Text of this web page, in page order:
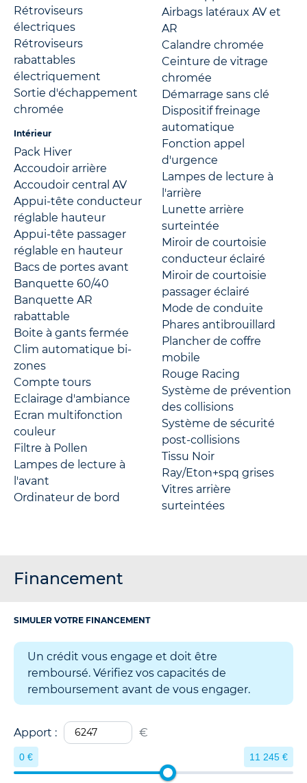
Rétroviseurs
électriques
Rétroviseurs
rabattables
électriquement
Sortie d'échappement
chromée
Intérieur
Pack Hiver
Accoudoir arrière
Accoudoir central AV
Appui-tête conducteur
réglable hauteur
Appui-tête passager
réglable en hauteur
Bacs de portes avant
Banquette 60/40
Banquette AR
rabattable
Boite à gants fermée
Clim automatique bi-
zones
Compte tours
Eclairage d'ambiance
Ecran multifonction
couleur
Filtre à Pollen
Lampes de lecture à
l'avant
Ordinateur de bord
Airbags latéraux AV et
AR
Calandre chromée
Ceinture de vitrage
chromée
Démarrage sans clé
Dispositif freinage
automatique
Fonction appel
d'urgence
Lampes de lecture à
l'arrière
Lunette arrière
surteintée
Miroir de courtoisie
conducteur éclairé
Miroir de courtoisie
passager éclairé
Mode de conduite
Phares antibrouillard
Plancher de coffre
mobile
Rouge Racing
Système de prévention
des collisions
Système de sécurité
post-collisions
Tissu Noir
Ray/Eton+spq grises
Vitres arrière
surteintées
Financement
SIMULER VOTRE FINANCEMENT
Un crédit vous engage et doit être
remboursé. Vérifiez vos capacités de
remboursement avant de vous engager.
Apport : €
0 € 11 245 €